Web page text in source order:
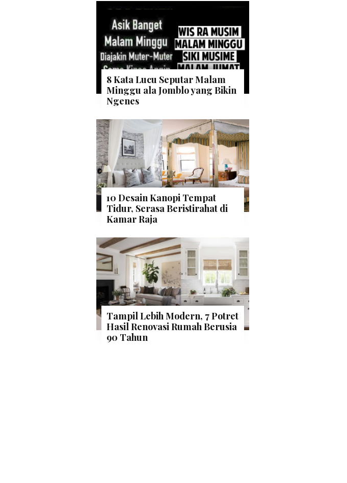
8 Kata Lucu Seputar Malam
Minggu ala Jomblo yang Bikin
Ngenes
10 Desain Kanopi Tempat
Tidur, Serasa Beristirahat di
Kamar Raja
Tampil Lebih Modern, 7 Potret
Hasil Renovasi Rumah Berusia
90 Tahun